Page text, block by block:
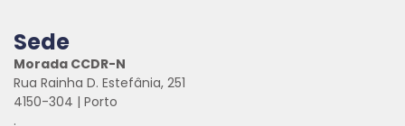
Sede
Morada CCDR-N
Rua Rainha D. Estefânia, 251
4150-304 | Porto
.